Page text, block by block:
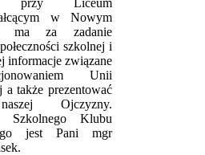
w Nowym
ma za zadanie
szkolnej i
informacje związane
Unii
a także prezentować
Ojczyzny.
Szkolnego Klubu
jest Pani mgr